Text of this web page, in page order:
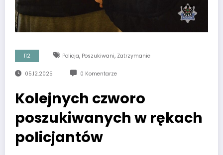
112 Policja, Poszukiwani, Zatrzymanie
05.12.2025 0 Komentarze
Kolejnych czworo
poszukiwanych w rękach
policjantów